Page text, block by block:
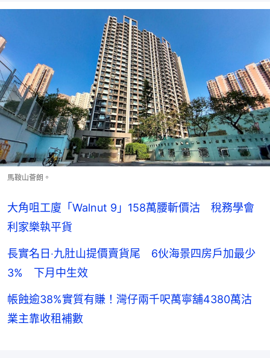
馬鞍山薈朗。
大角咀工廈「Walnut 9」158萬腰斬價沽 稅務學會
利家樂執平貨
長實名日‧九肚山提價賣貨尾 6伙海景四房戶加最少
3% 下月中生效
帳蝕逾38%實質有賺！灣仔兩千呎萬寧舖4380萬沽
業主靠收租補數